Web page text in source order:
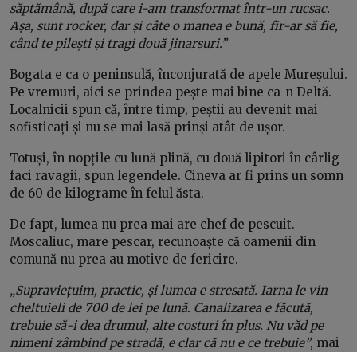
săptămână, după care i-am transformat într-un rucsac.
Așa, sunt rocker, dar și câte o manea e bună, fir-ar să fie,
când te pilești și tragi două jinarsuri.”
Bogata e ca o peninsulă, înconjurată de apele Mureșului.
Pe vremuri, aici se prindea pește mai bine ca-n Deltă.
Localnicii spun că, între timp, peștii au devenit mai
sofisticați și nu se mai lasă prinși atât de ușor.
Totuși, în nopțile cu lună plină, cu două lipitori în cârlig
faci ravagii, spun legendele. Cineva ar fi prins un somn
de 60 de kilograme în felul ăsta.
De fapt, lumea nu prea mai are chef de pescuit.
Moscaliuc, mare pescar, recunoaște că oamenii din
comună nu prea au motive de fericire.
„Supraviețuim, practic, și lumea e stresată. Iarna le vin
cheltuieli de 700 de lei pe lună. Canalizarea e făcută,
trebuie să-i dea drumul, alte costuri în plus. Nu văd pe
nimeni zâmbind pe stradă, e clar că nu e ce trebuie”, mai